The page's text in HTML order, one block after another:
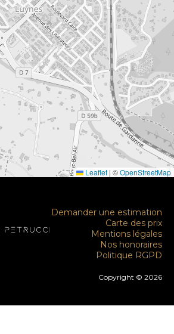
Leaflet | ©OpenStreetMap
Demander une estimation
Carte des prix
Mentions légales
Nos honoraires
Politique RGPD
Copyright © 2026